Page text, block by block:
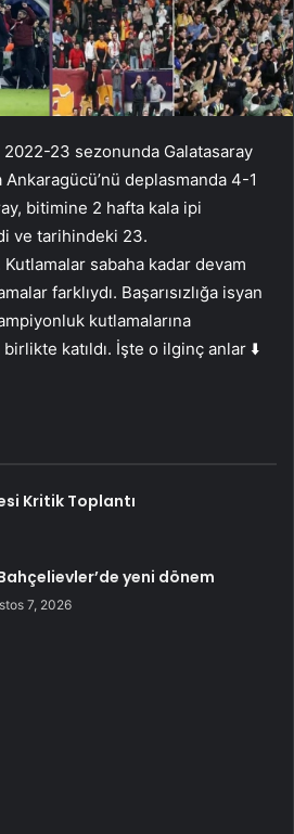
2022-23 sezonunda Galatasaray
deplasmanda 4-1
bitimine 2 hafta kala ipi
ve tarihindeki 23.
sabaha kadar devam
farklıydı. Başarısızlığa isyan
kutlamalarına
katıldı. İşte o ilginç anlar ⬇️
Kritik Toplantı
yeni dönem
7, 2026